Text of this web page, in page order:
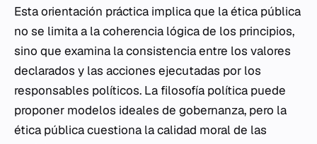
Esta orientación práctica implica que la ética pública
no se limita a la coherencia lógica de los principios,
sino que examina la consistencia entre los valores
declarados y las acciones ejecutadas por los
responsables políticos. La filosofía política puede
proponer modelos ideales de gobernanza, pero la
ética pública cuestiona la calidad moral de las